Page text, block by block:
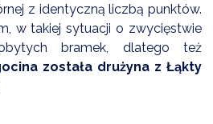
z identyczną liczbą punktów.
w takiej sytuacji o zwycięstwie
bramek, dlatego też
została drużyna z Łąkty